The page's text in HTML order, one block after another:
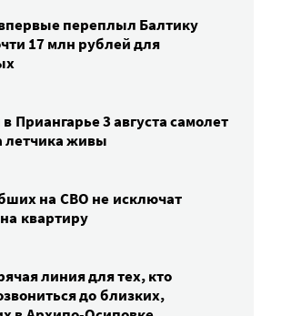
переплыл Балтику
17 млн рублей для
Приангарье 3 августа самолет
летчика живы
на СВО не исключат
квартиру
линия для тех, кто
до близких,